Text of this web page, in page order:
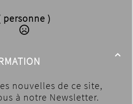
personne )

nouvelles de ce site,
à notre Newsletter.